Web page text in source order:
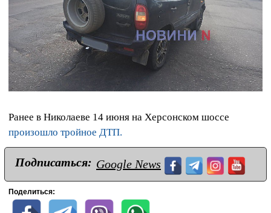
Ранее в Николаеве 14 июня на Херсонском шоссе
произошло тройное ДТП.
Подписаться: Google News
Поделиться: